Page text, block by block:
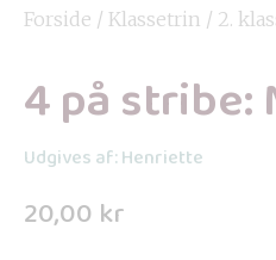
Forside / Klassetrin / 2.
4 på stribe:
Udgives af: Henriette
20,00 kr